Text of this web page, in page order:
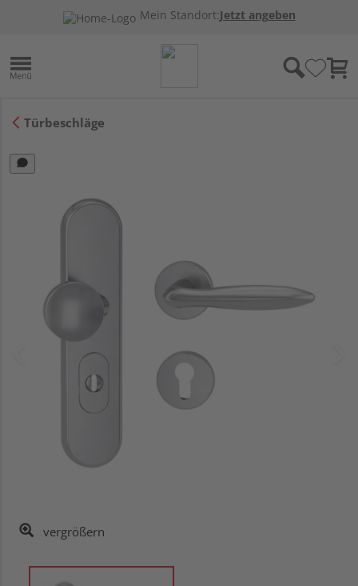
Mein Standort:Jetzt angeben
Türbeschläge
vergrößern